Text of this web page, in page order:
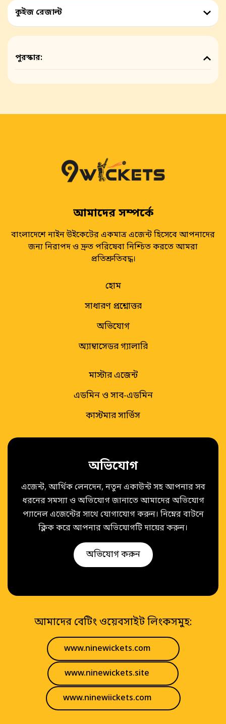
কুইজ রেজাল্ট
পুরস্কার:
আমাদের সম্পর্কে
বাংলাদেশে নাইন উইকেটের একমাত্র এজেন্ট হিসেবে আপনাদের
জন্য নিরাপদ ও দ্রুত পরিষেবা নিশ্চিত করতে আমরা
প্রতিশ্রুতিবদ্ধ।
হোম
সাধারণ প্রশ্নোত্তর
অভিযোগ
অ্যাম্বাসেডর গ্যালারি
মাস্টার এজেন্ট
এডমিন ও সাব-এডমিন
কাস্টমার সার্ভিস
অভিযোগ
এজেন্ট, আর্থিক লেনদেন, নতুন একাউন্ট সহ আপনার সব
ধরনের সমস্যা ও অভিযোগ জানাতে আমাদের অভিযোগ
প্যানেল এজেন্টের সাথে যোগাযোগ করুন। নিম্নের বাটনে
ক্লিক করে আপনার অভিযোগটি দায়ের করুন।
অভিযোগ করুন
আমাদের বেটিং ওয়েবসাইট লিংকসমুহ:
www.ninewickets.com
www.ninewickets.site
www.ninewiickets.com